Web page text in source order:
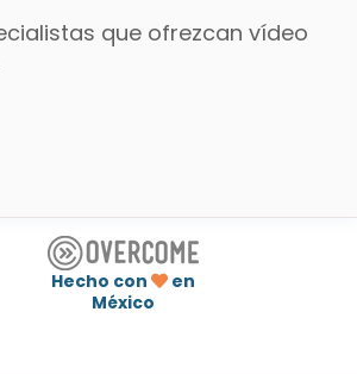
que ofrezcan vídeo
Hecho con
en
México